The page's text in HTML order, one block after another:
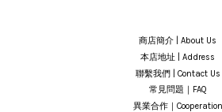
商店簡介 | About Us
本店地址 | Address
聯繫我們 | Contact Us
常見問題｜FAQ
異業合作｜Cooperation